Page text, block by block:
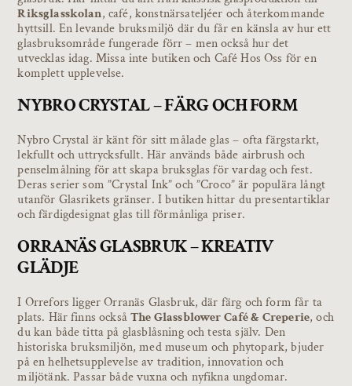
Riksglasskolan, café, konstnärsateljéer och återkommande
hyttsill. En levande bruksmiljö där du får en känsla av hur ett
glasbruksområde fungerade förr – men också hur det
utvecklas idag. Missa inte butiken och Café Hos Oss för en
komplett upplevelse.
NYBRO CRYSTAL – FÄRG OCH FORM
Nybro Crystal är känt för sitt målade glas – ofta färgstarkt,
lekfullt och uttrycksfullt. Här används både airbrush och
penselmålning för att skapa bruksglas för vardag och fest.
Deras serier som ”Crystal Ink” och ”Croco” är populära långt
utanför Glasrikets gränser. I butiken hittar du presentartiklar
och färdigdesignat glas till förmånliga priser.
ORRANÄS GLASBRUK – KREATIV
GLÄDJE
I Orrefors ligger Orranäs Glasbruk, där färg och form får ta
plats. Här finns ocksåThe Glassblower Café & Creperie, och
du kan både titta på glasblåsning och testa själv. Den
historiska bruksmiljön, med museum och phytopark, bjuder
på en helhetsupplevelse av tradition, innovation och
miljötänk. Passar både vuxna och nyfikna ungdomar.